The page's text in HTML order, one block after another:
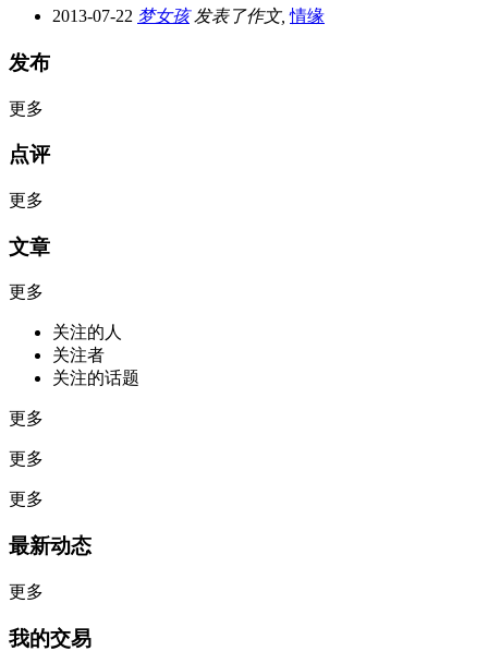
2013-07-22 梦女孩发表了作文, 情缘
发布
更多
点评
更多
文章
更多
关注的人
关注者
关注的话题
更多
更多
更多
最新动态
更多
我的交易